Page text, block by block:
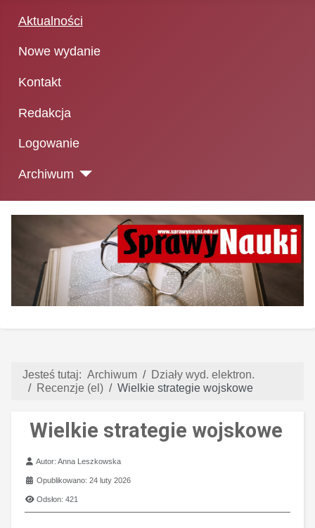
Aktualności
Nowe wydanie
Kontakt
Redakcja
Logowanie
Archiwum
Jesteś tutaj: Archiwum
Działy wyd. elektron.
Recenzje (el)
Wielkie strategie wojskowe
Wielkie strategie wojskowe
Szczegóły
Autor:Anna Leszkowska
Opublikowano: 24 luty 2026
Odsłon: 421